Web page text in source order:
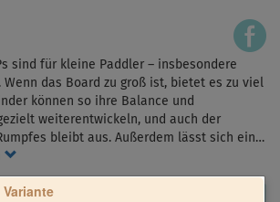
sind für kleine Paddler – insbesondere
Wenn das Board zu groß ist, bietet es zu viel
können so ihre Balance und
weiterentwickeln, und auch der
bleibt aus. Außerdem lässt sich ein…